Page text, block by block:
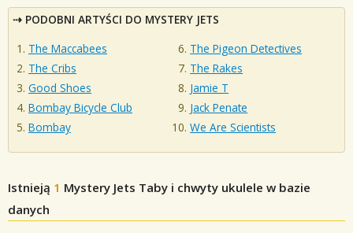
PODOBNI ARTYŚCI DO MYSTERY JETS
The Maccabees
The Cribs
Good Shoes
Bombay Bicycle Club
Bombay
The Pigeon Detectives
The Rakes
Jamie T
Jack Penate
We Are Scientists
Istnieją 1 Mystery Jets Taby i chwyty ukulele w bazie
danych